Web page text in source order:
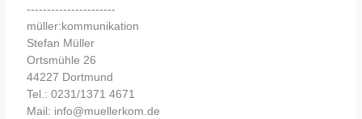
----------------------
müller:kommunikation
Stefan Müller
Ortsmühle 26
44227 Dortmund
Tel.: 0231/1371 4671
Mail: info@muellerkom.de